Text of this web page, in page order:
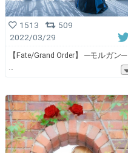
1513
509
2022/03/29
【Fate/Grand Order】 ─モルガン─